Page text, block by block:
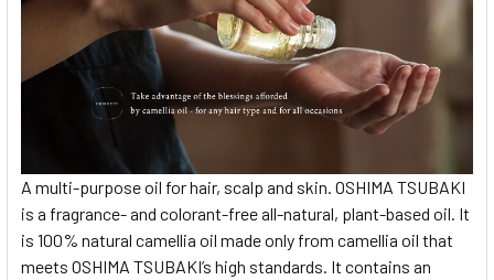
A multi-purpose oil for hair, scalp and skin. OSHIMA TSUBAKI
is a fragrance- and colorant-free all-natural, plant-based oil. It
is 100% natural camellia oil made only from camellia oil that
meets OSHIMA TSUBAKI’s high standards. It contains an